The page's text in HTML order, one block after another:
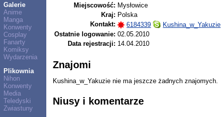
Galerie
Anime
Manga
Konwenty
Cosplay
Fanarty
Komiksy
Wydarzenia
Plikownia
Nihon
Konwenty
Media
Teledyski
Zwiastuny
Miejscowość: Mysłowice
Kraj: Polska
Kontakt:
6184339
Kushina_w_Yakuzie
Ostatnie logowanie: 02.05.2010
Data rejestracji: 14.04.2010
Znajomi
Kushina_w_Yakuzie nie ma jeszcze żadnych znajomych.
Niusy i komentarze